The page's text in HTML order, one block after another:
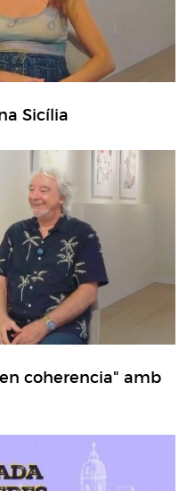
Sicília
coherencia" amb